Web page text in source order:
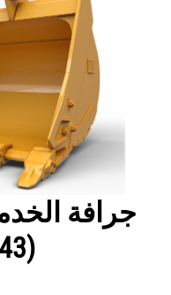
(43 بوصة): 571-2869